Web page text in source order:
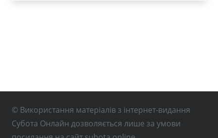
© Використання матеріалів з інтернет-видання
Субота Онлайн дозволяється лише за умови